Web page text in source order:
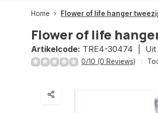
Home Flower of life hanger
Flower of life
Artikelcode: TRE4-30474 |
0/10 (0 Reviews)